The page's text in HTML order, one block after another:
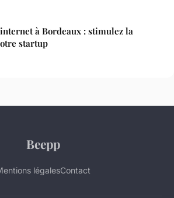
à Bordeaux : stimulez la
startup
Beepp
légalesContact